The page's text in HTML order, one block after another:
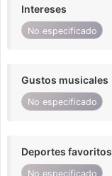
Intereses
No especificado
Gustos musicales
No especificado
Deportes favoritos
No especificado